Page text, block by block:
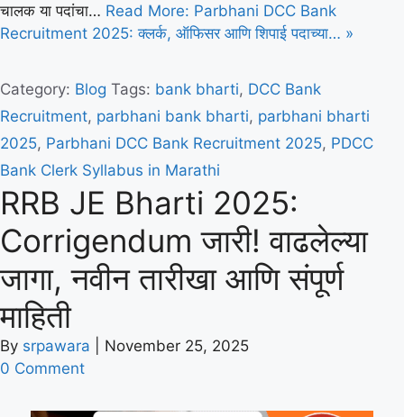
चालक या पदांचा… Read More: Parbhani DCC Bank
Recruitment 2025: क्लर्क, ऑफिसर आणि शिपाई पदाच्या… »
Category: Blog Tags: bank bharti, DCC Bank
Recruitment, parbhani bank bharti, parbhani bharti
2025, Parbhani DCC Bank Recruitment 2025, PDCC
Bank Clerk Syllabus in Marathi
RRB JE Bharti 2025:
Corrigendum जारी! वाढलेल्या
जागा, नवीन तारीखा आणि संपूर्ण
माहिती
By srpawara
November 25, 2025
0 Comment